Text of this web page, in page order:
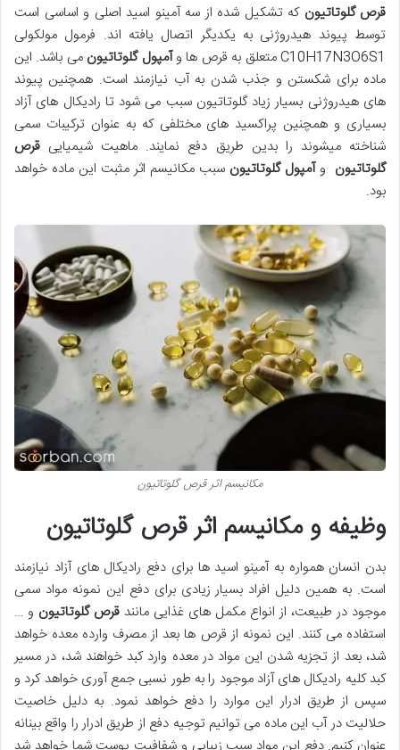
قرص گلوتاتیون که تشکیل شده از سه آمینو اسید اصلی و اساسی است
توسط پیوند هیدروژنی به یکدیگر اتصال یافته اند. فرمول مولکولی
C10H17N3O6S1 متعلق به قرص ها و
آمپول گلوتاتیون می باشد. این
ماده برای شکستن و جذب شدن به آب نیازمند است. همچنین پیوند
های هیدروژنی بسیار زیاد گلوتاتیون سبب می شود تا رادیکال های آزاد
بسیاری و همچنین پراکسید های مختلفی که به عنوان ترکیبات سمی
شناخته میشوند را بدین طریق دفع نمایند. ماهیت شیمیایی قرص
گلوتاتیون وآمپول گلوتاتیون سبب مکانیسم اثر مثبت این ماده خواهد
بود.
مکانیسم اثر قرص گلوتاتیون
وظیفه و مکانیسم اثر قرص گلوتاتیون
بدن انسان همواره به آمینو اسید ها برای دفع رادیکال های آزاد نیازمند
است. به همین دلیل افراد بسیار زیادی برای دفع این نمونه مواد سمی
موجود در طبیعت، از انواع مکمل های غذایی مانند قرص گلوتاتیون و …
استفاده می کنند. این نمونه از قرص ها بعد از مصرف وارده معده خواهد
شد، بعد از تجزیه شدن این مواد در معده وارد کبد خواهند شد، در مسیر
کبد کلیه رادیکال های آزاد موجود را به طور نسبی جمع آوری خواهد کرد و
سپس از طریق ادرار این موارد را دفع خواهد نمود. به دلیل خاصیت
حلالیت در آب این ماده می توانیم توجیه دفع از طریق ادرار را واقع بینانه